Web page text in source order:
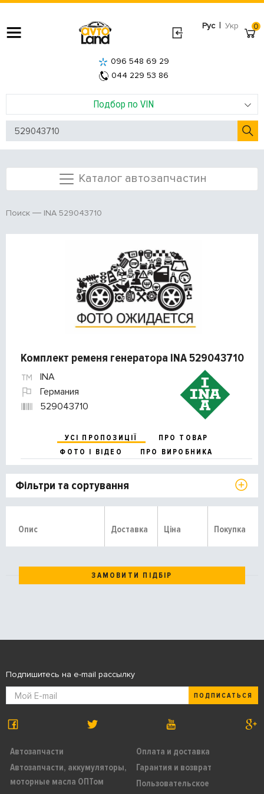
Рус | Укр
Подбор по VIN
096 548 69 29
044 229 53 86
0
Каталог автозапчастин
Поиск INA 529043710
Комплект ременя генератора INA 529043710
INA
Германия
529043710
УСІ ПРОПОЗИЦІЇ
ПРО ТОВАР
ФОТО І ВІДЕО
ПРО ВИРОБНИКА
Фільтри та сортування
Опис Доставка Ціна Покупка
ЗАМОВИТИ ПІДБІР
Автозапчасти
Автозапчасти, аккумуляторы,
моторные масла ОПТом
Оплата и доставка
Гарантия и возврат
Пользовательское
Подпишитесь на e-mail рассылку
ПОДПИСАТЬСЯ